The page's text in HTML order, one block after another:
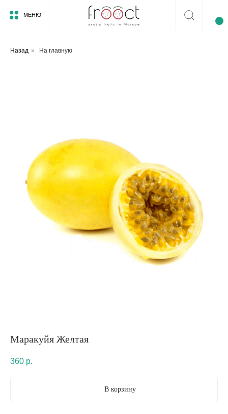
МЕНЮ
Назад » На главную
Маракуйя Желтая
360 р.
В корзину